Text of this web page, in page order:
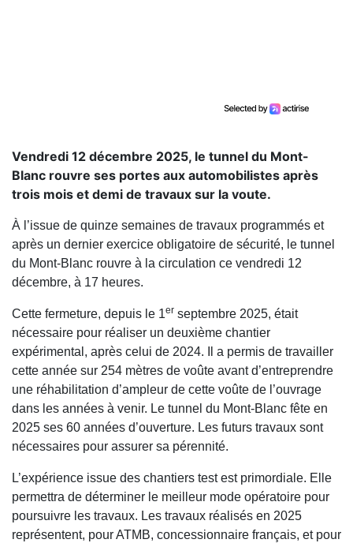
Vendredi 12 décembre 2025, le tunnel du Mont-
Blanc rouvre ses portes aux automobilistes après
trois mois et demi de travaux sur la voute.
À l’issue de quinze semaines de travaux programmés et
après un dernier exercice obligatoire de sécurité, le tunnel
du Mont-Blanc rouvre à la circulation ce vendredi 12
décembre, à 17 heures.
Cette fermeture, depuis le 1er septembre 2025, était
nécessaire pour réaliser un deuxième chantier
expérimental, après celui de 2024. Il a permis de travailler
cette année sur 254 mètres de voûte avant d’entreprendre
une réhabilitation d’ampleur de cette voûte de l’ouvrage
dans les années à venir. Le tunnel du Mont-Blanc fête en
2025 ses 60 années d’ouverture. Les futurs travaux sont
nécessaires pour assurer sa pérennité.
L’expérience issue des chantiers test est primordiale. Elle
permettra de déterminer le meilleur mode opératoire pour
poursuivre les travaux. Les travaux réalisés en 2025
représentent, pour ATMB, concessionnaire français, et pour